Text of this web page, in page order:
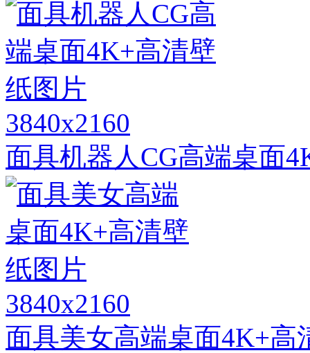
3840x2160
面具机器人CG高端桌面
3840x2160
面具美女高端桌面4K+高